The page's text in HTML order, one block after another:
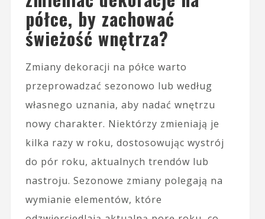
półce, by zachować
świeżość wnętrza?
Zmiany dekoracji na półce warto
przeprowadzać sezonowo lub według
własnego uznania, aby nadać wnętrzu
nowy charakter. Niektórzy zmieniają je
kilka razy w roku, dostosowując wystrój
do pór roku, aktualnych trendów lub
nastroju. Sezonowe zmiany polegają na
wymianie elementów, które